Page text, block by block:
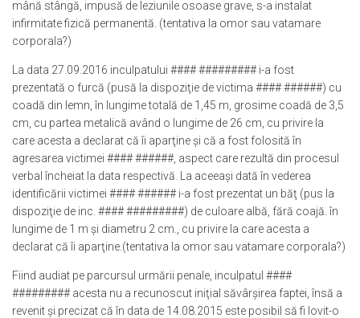
mână stângă, impusă de leziunile osoase grave, s-a instalat
infirmitate fizică permanentă. (tentativa la omor sau vatamare
corporala?)
La data 27.09.2016 inculpatului #### ######### i-a fost
prezentată o furcă (pusă la dispoziţie de victima #### ######) cu
coadă din lemn, în lungime totală de 1,45 m, grosime coadă de 3,5
cm, cu partea metalică având o lungime de 26 cm, cu privire la
care acesta a declarat că îi aparţine şi că a fost folosită în
agresarea victimei #### ######, aspect care rezultă din procesul
verbal încheiat la data respectivă. La aceeaşi dată în vederea
identificării victimei #### ###### i-a fost prezentat un băţ (pus la
dispoziţie de inc. #### #########) de culoare albă, fără coajă. în
lungime de 1 m şi diametru 2 cm., cu privire la care acesta a
declarat că îi aparţine.(tentativa la omor sau vatamare corporala?)
Fiind audiat pe parcursul urmării penale, inculpatul ####
######### acesta nu a recunoscut iniţial săvârşirea faptei, însă a
revenit şi precizat că în data de 14.08.2015 este posibil să fi lovit-o